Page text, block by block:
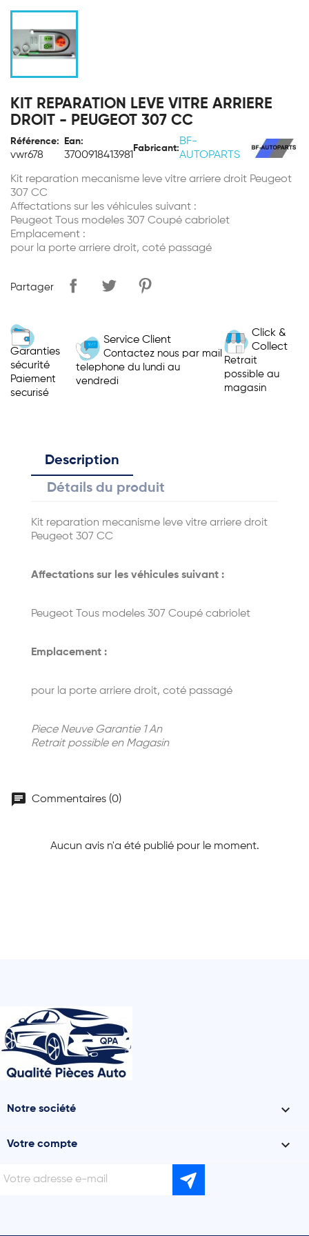
KIT REPARATION LEVE VITRE ARRIERE
DROIT - PEUGEOT 307 CC
Référence:
vwr678
Ean:
3700918413981
Fabricant:
BF-
AUTOPARTS
Kit reparation mecanisme leve vitre arriere droit Peugeot
307 CC
Affectations sur les véhicules suivant :
Peugeot Tous modeles 307 Coupé cabriolet
Emplacement :
pour la porte arriere droit, coté passagé
Partager
Garanties
sécurité
Paiement
securisé
Service Client
Contactez nous par mail
telephone du lundi au
vendredi
Click &
Collect
Retrait
possible au
magasin
Description
Détails du produit
Kit reparation mecanisme leve vitre arriere droit
Peugeot 307 CC
Affectations sur les véhicules suivant :
Peugeot Tous modeles 307 Coupé cabriolet
Emplacement :
pour la porte arriere droit, coté passagé
Piece Neuve Garantie 1 An
Retrait possible en Magasin
chat Commentaires (0)
Aucun avis n'a été publié pour le moment.
Notre société 
Votre compte 